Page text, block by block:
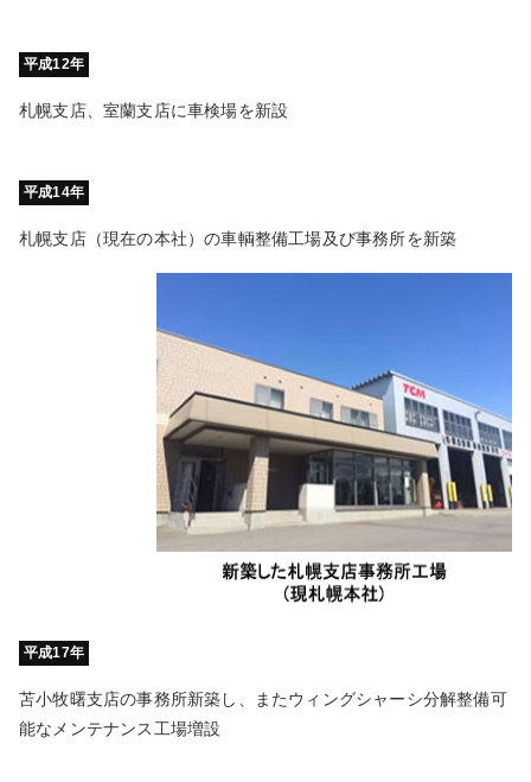
平成12年
札幌支店、室蘭支店に車検場を新設
平成14年
札幌支店（現在の本社）の車輌整備工場及び事務所を新築
平成17年
苫小牧曙支店の事務所新築し、またウィングシャーシ分解整備可
能なメンテナンス工場増設